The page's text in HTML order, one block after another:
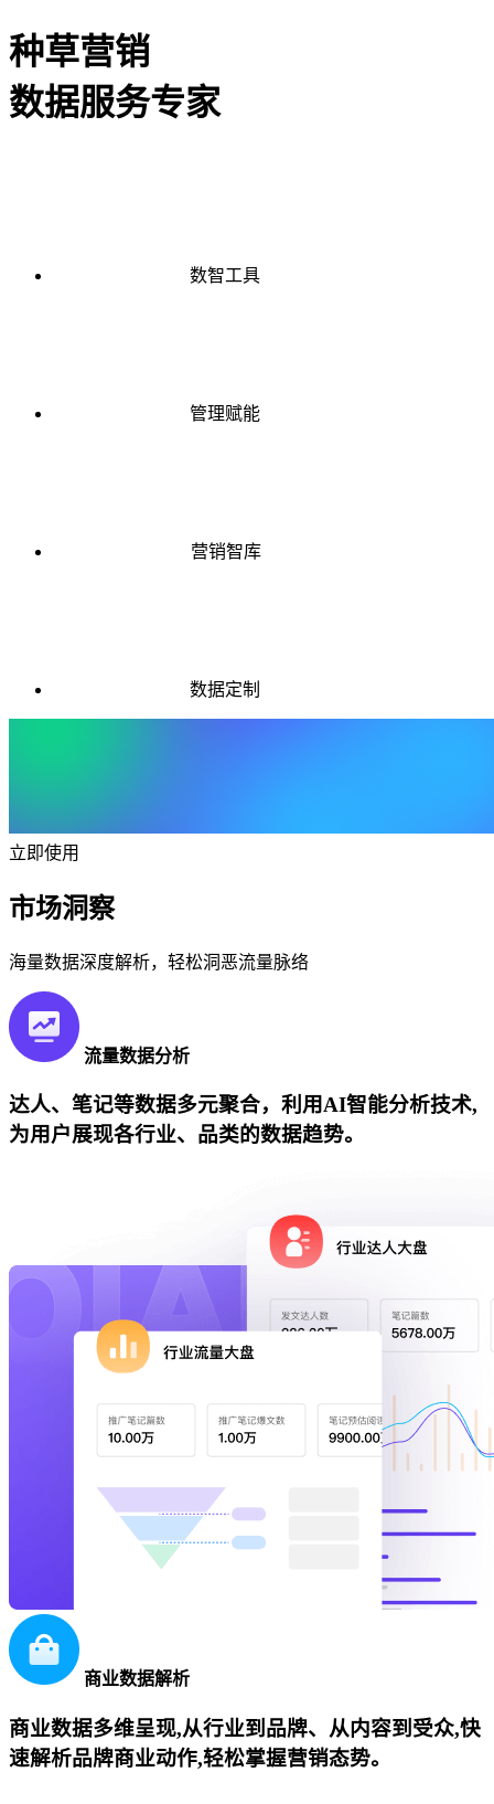
种草营销
数据服务专家
数智工具
管理赋能
营销智库
数据定制
立即使用
市场洞察
海量数据深度解析，轻松洞恶流量脉络
流量数据分析
达人、笔记等数据多元聚合，利用AI智能分析技术,
为用户展现各行业、品类的数据趋势。
商业数据解析
商业数据多维呈现,从行业到品牌、从内容到受众,快
速解析品牌商业动作,轻松掌握营销态势。